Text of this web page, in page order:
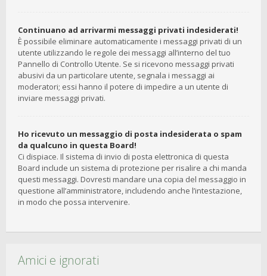
Continuano ad arrivarmi messaggi privati indesiderati!
È possibile eliminare automaticamente i messaggi privati ​​di un
utente utilizzando le regole dei messaggi all’interno del tuo
Pannello di Controllo Utente. Se si ricevono messaggi privati ​​
abusivi da un particolare utente, segnala i messaggi ai
moderatori; essi hanno il potere di impedire a un utente di
inviare messaggi privati​​.
Ho ricevuto un messaggio di posta indesiderata o spam
da qualcuno in questa Board!
Ci dispiace. Il sistema di invio di posta elettronica di questa
Board include un sistema di protezione per risalire a chi manda
questi messaggi. Dovresti mandare una copia del messaggio in
questione all’amministratore, includendo anche l’intestazione,
in modo che possa intervenire.
Amici e ignorati